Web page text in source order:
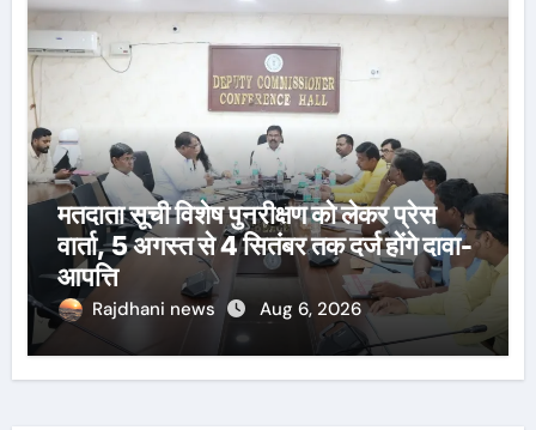
मतदाता सूची विशेष पुनरीक्षण को लेकर प्रेस
वार्ता, 5 अगस्त से 4 सितंबर तक दर्ज होंगे दावा-
आपत्ति
Rajdhani news Aug 6, 2026